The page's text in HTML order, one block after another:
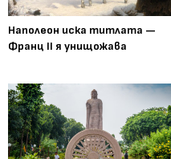
Наполеон иска титлата —
Франц II я унищожава